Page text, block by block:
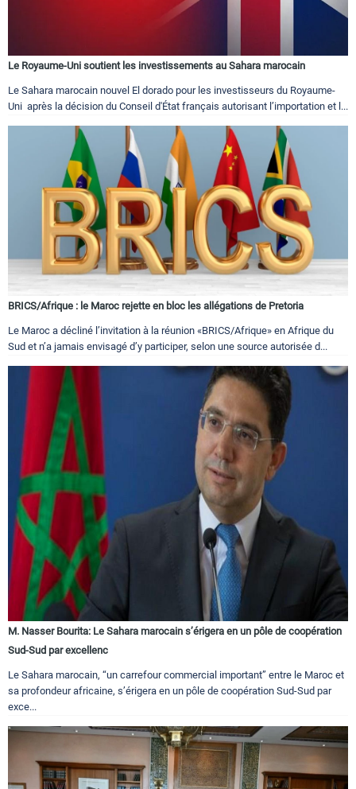
Le Royaume-Uni soutient les investissements au Sahara marocain
Le Sahara marocain nouvel El dorado pour les investisseurs du Royaume-
Uni après la décision du Conseil d'État français autorisant l’importation et l...
BRICS/Afrique : le Maroc rejette en bloc les allégations de Pretoria
Le Maroc a décliné l’invitation à la réunion «BRICS/Afrique» en Afrique du
Sud et n’a jamais envisagé d’y participer, selon une source autorisée d...
M. Nasser Bourita: Le Sahara marocain s’érigera en un pôle de coopération
Sud-Sud par excellenc
Le Sahara marocain, “un carrefour commercial important” entre le Maroc et
sa profondeur africaine, s’érigera en un pôle de coopération Sud-Sud par
exce...